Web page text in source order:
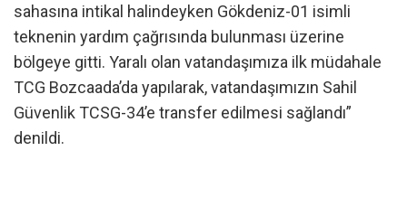
sahasına intikal halindeyken Gökdeniz-01 isimli
teknenin yardım çağrısında bulunması üzerine
bölgeye gitti. Yaralı olan vatandaşımıza ilk müdahale
TCG Bozcaada’da yapılarak, vatandaşımızın Sahil
Güvenlik TCSG-34’e transfer edilmesi sağlandı”
denildi.